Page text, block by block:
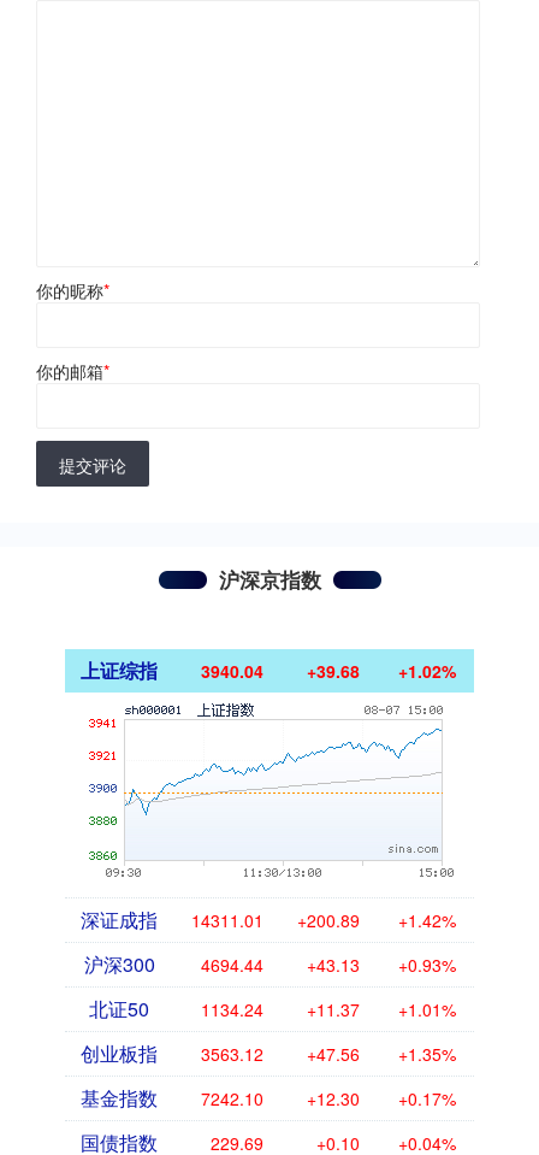
你的昵称*
你的邮箱*
提交评论
沪深京指数
上证综指 3940.04 +39.68 +1.02%
深证成指 14311.01 +200.89 +1.42%
沪深300 4694.44 +43.13 +0.93%
北证50 1134.24 +11.37 +1.01%
创业板指 3563.12 +47.56 +1.35%
基金指数 7242.10 +12.30 +0.17%
国债指数 229.69 +0.10 +0.04%